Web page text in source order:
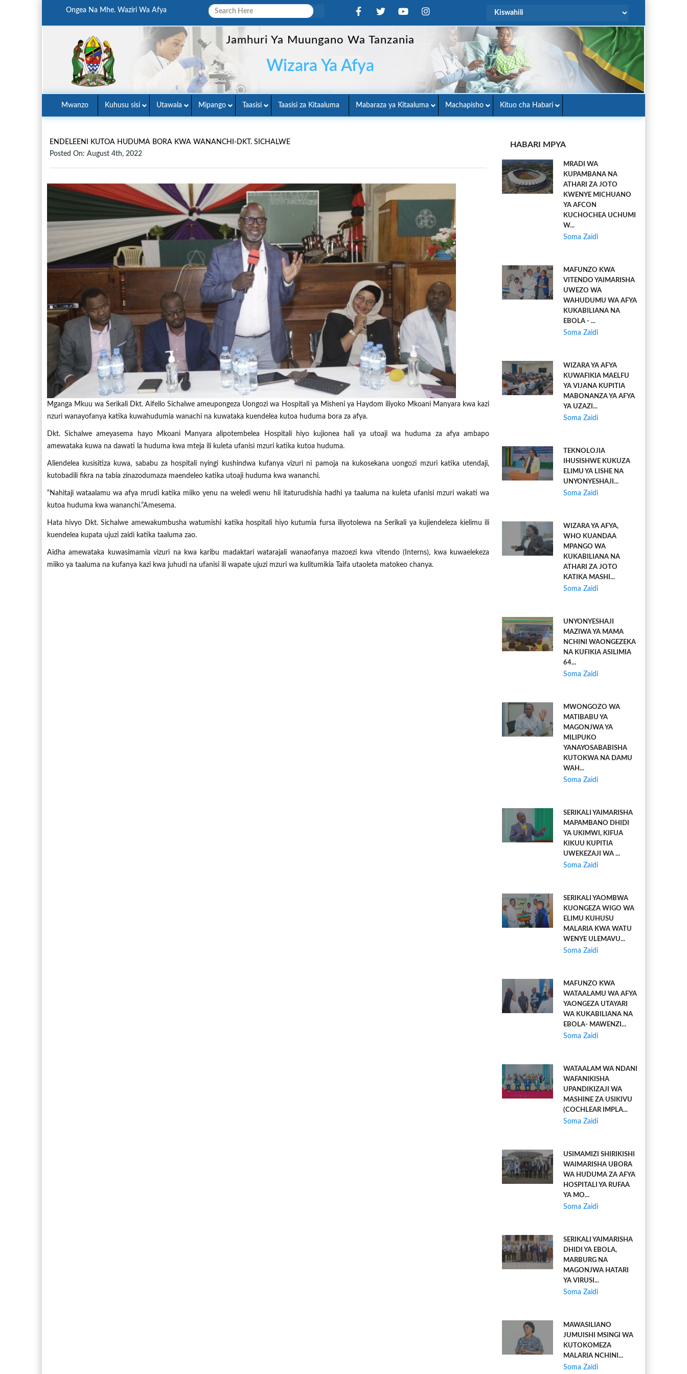
Ongea Na Mhe. Waziri Wa Afya
Jamhuri Ya Muungano Wa Tanzania
Wizara Ya Afya
Mwanzo Kuhusu sisi Utawala Mipango Taasisi Taasisi za Kitaaluma Mabaraza ya Kitaaluma Machapisho Kituo cha Habari
ENDELEENI KUTOA HUDUMA BORA KWA WANANCHI-DKT. SICHALWE
Posted On: August 4th, 2022
Mganga Mkuu wa Serikali Dkt. Aifello Sichalwe ameupongeza Uongozi wa Hospitali ya Misheni ya Haydom iliyoko Mkoani Manyara kwa kazi
nzuri wanayofanya katika kuwahudumia wanachi na kuwataka kuendelea kutoa huduma bora za afya.
Dkt. Sichalwe ameyasema hayo Mkoani Manyara alipotembelea Hospitali hiyo kujionea hali ya utoaji wa huduma za afya ambapo
amewataka kuwa na dawati la huduma kwa mteja ili kuleta ufanisi mzuri katika kutoa huduma.
Aliendelea kusisitiza kuwa, sababu za hospitali nyingi kushindwa kufanya vizuri ni pamoja na kukosekana uongozi mzuri katika utendaji,
kutobadili fikra na tabia zinazodumaza maendeleo katika utoaji huduma kwa wananchi.
“Nahitaji wataalamu wa afya mrudi katika miiko yenu na weledi wenu hii itaturudishia hadhi ya taaluma na kuleta ufanisi mzuri wakati wa
kutoa huduma kwa wananchi.”Amesema.
Hata hivyo Dkt. Sichalwe amewakumbusha watumishi katika hospitali hiyo kutumia fursa iliyotolewa na Serikali ya kujiendeleza kielimu ili
kuendelea kupata ujuzi zaidi katika taaluma zao.
Aidha amewataka kuwasimamia vizuri na kwa karibu madaktari watarajali wanaofanya mazoezi kwa vitendo (Interns), kwa kuwaelekeza
miiko ya taaluma na kufanya kazi kwa juhudi na ufanisi ili wapate ujuzi mzuri wa kulitumikia Taifa utaoleta matokeo chanya.
HABARI MPYA
MRADI WA
KUPAMBANA NA
ATHARI ZA JOTO
KWENYE MICHUANO
YA AFCON
KUCHOCHEA UCHUMI
W...
Soma Zaidi
MAFUNZO KWA
VITENDO YAIMARISHA
UWEZO WA
WAHUDUMU WA AFYA
KUKABILIANA NA
EBOLA - ...
Soma Zaidi
WIZARA YA AFYA
KUWAFIKIA MAELFU
YA VIJANA KUPITIA
MABONANZA YA AFYA
YA UZAZI...
Soma Zaidi
TEKNOLOJIA
IHUSISHWE KUKUZA
ELIMU YA LISHE NA
UNYONYESHAJI...
Soma Zaidi
WIZARA YA AFYA,
WHO KUANDAA
MPANGO WA
KUKABILIANA NA
ATHARI ZA JOTO
KATIKA MASHI...
Soma Zaidi
UNYONYESHAJI
MAZIWA YA MAMA
NCHINI WAONGEZEKA
NA KUFIKIA ASILIMIA
64...
Soma Zaidi
MWONGOZO WA
MATIBABU YA
MAGONJWA YA
MILIPUKO
YANAYOSABABISHA
KUTOKWA NA DAMU
WAH...
Soma Zaidi
SERIKALI YAIMARISHA
MAPAMBANO DHIDI
YA UKIMWI, KIFUA
KIKUU KUPITIA
UWEKEZAJI WA ...
Soma Zaidi
SERIKALI YAOMBWA
KUONGEZA WIGO WA
ELIMU KUHUSU
MALARIA KWA WATU
WENYE ULEMAVU...
Soma Zaidi
MAFUNZO KWA
WATAALAMU WA AFYA
YAONGEZA UTAYARI
WA KUKABILIANA NA
EBOLA- MAWENZI...
Soma Zaidi
WATAALAM WA NDANI
WAFANIKISHA
UPANDIKIZAJI WA
MASHINE ZA USIKIVU
(COCHLEAR IMPLA...
Soma Zaidi
USIMAMIZI SHIRIKISHI
WAIMARISHA UBORA
WA HUDUMA ZA AFYA
HOSPITALI YA RUFAA
YA MO...
Soma Zaidi
SERIKALI YAIMARISHA
DHIDI YA EBOLA,
MARBURG NA
MAGONJWA HATARI
YA VIRUSI...
Soma Zaidi
MAWASILIANO
JUMUISHI MSINGI WA
KUTOKOMEZA
MALARIA NCHINI...
Soma Zaidi